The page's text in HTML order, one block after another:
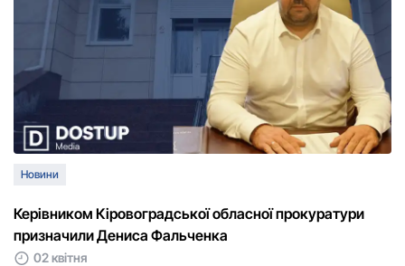
Новини
Керівником Кіровоградської обласної прокуратури
призначили Дениса Фальченка
02 квітня